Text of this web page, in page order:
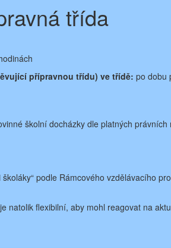
třída
přípravnou třídu) ve třídě: po dobu
školní docházky dle platných právních
podle Rámcového vzdělávacího
natolik flexibilní, aby mohl reagovat na